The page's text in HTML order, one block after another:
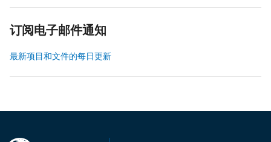
订阅电子邮件通知
最新项目和文件的每日更新